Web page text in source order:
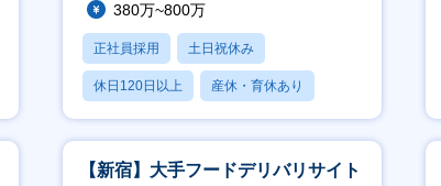
380万~800万
正社員採用 土日祝休み
休日120日以上 産休・育休あり
月残業20時間以内
【新宿】大手フードデリバリサイト